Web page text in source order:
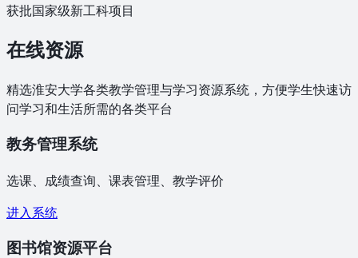
获批国家级新工科项目
在线资源
精选淮安大学各类教学管理与学习资源系统，方便学生快速访
问学习和生活所需的各类平台
教务管理系统
选课、成绩查询、课表管理、教学评价
进入系统
图书馆资源平台